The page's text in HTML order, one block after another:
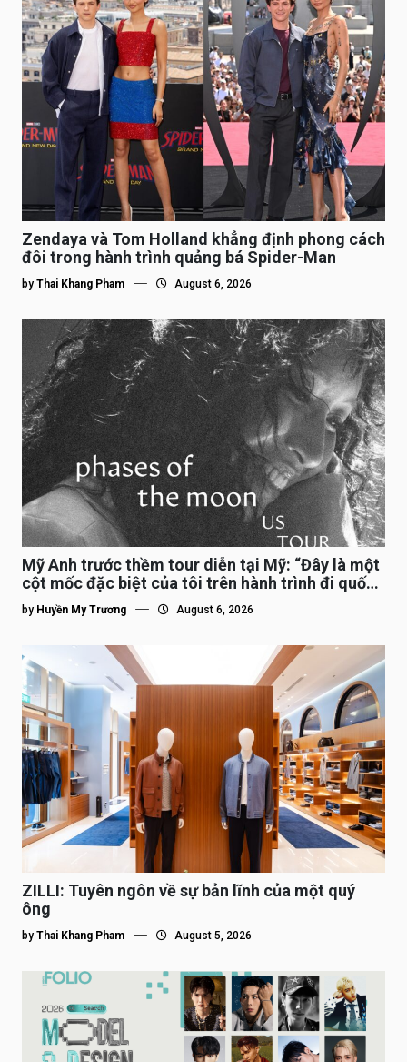
Zendaya và Tom Holland khẳng định phong cách
đôi trong hành trình quảng bá Spider-Man
by Thai Khang Pham August 6, 2026
Mỹ Anh trước thềm tour diễn tại Mỹ: “Đây là một
cột mốc đặc biệt của tôi trên hành trình đi quốc
tế”
by Huyền My Trương August 6, 2026
ZILLI: Tuyên ngôn về sự bản lĩnh của một quý
ông
by Thai Khang Pham August 5, 2026